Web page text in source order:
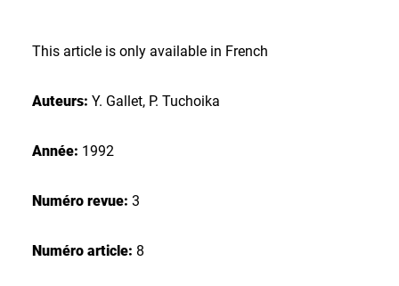
This article is only available in French
Auteurs: Y. Gallet, P. Tuchoika
Année: 1992
Numéro revue: 3
Numéro article: 8